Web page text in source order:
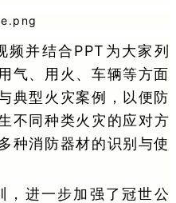
频并结合PPT为大家列
气、用火、车辆等方面
典型火灾案例，以便防
不同种类火灾的应对方
种消防器材的识别与使
，进一步加强了冠世公